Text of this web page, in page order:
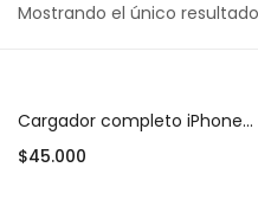
Mostrando el único resultado
Cargador completo iPhone 20W (Adaptador USB-C + Cable Lightning)
$45.000